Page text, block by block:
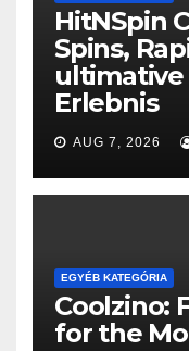
HitNSpin
Spins,
ultimative
Erlebnis
AUG 7, 2026
EGYÉB KATEGÓRIA
Coolzino:
for the